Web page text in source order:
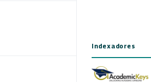
Indexadores